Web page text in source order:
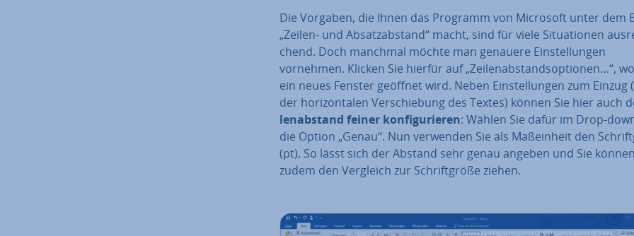
Die Vorgaben, die Ihnen das Programm von Microsoft unter dem
„Zeilen- und Ab­satz­ab­stand“ macht, sind für viele Si­tua­tio­nen
chend. Doch manchmal möchte man genauere Ein­stel­lun­gen
vornehmen. Klicken Sie hierfür auf „Zei­len­ab­stands­op­tio­nen…“,
ein neues Fenster geöffnet wird. Neben Ein­stel­lun­gen zum Einzug
der ho­ri­zon­ta­len Ver­schie­bung des Textes) können Sie hier auch
len­ab­stand feiner kon­fi­gu­rie­ren: Wählen Sie dafür im Drop-
die Option „Genau“. Nun verwenden Sie als Maß­ein­heit den
(pt). So lässt sich der Abstand sehr genau angeben und Sie können
zudem den Vergleich zur Schrift­grö­ße ziehen.